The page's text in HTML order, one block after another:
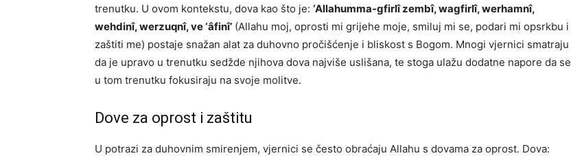
trenutku. U ovom kontekstu, dova kao što je: ‘Allahumma-gfirlî zembî, wagfirlî, werhamnî,
wehdinî, werzuqnî, ve ‘âfinî’ (Allahu moj, oprosti mi grijehe moje, smiluj mi se, podari mi opsrkbu i
zaštiti me) postaje snažan alat za duhovno pročišćenje i bliskost s Bogom. Mnogi vjernici smatraju
da je upravo u trenutku sedžde njihova dova najviše uslišana, te stoga ulažu dodatne napore da se
u tom trenutku fokusiraju na svoje molitve.
Dove za oprost i zaštitu
U potrazi za duhovnim smirenjem, vjernici se često obraćaju Allahu s dovama za oprost. Dova: